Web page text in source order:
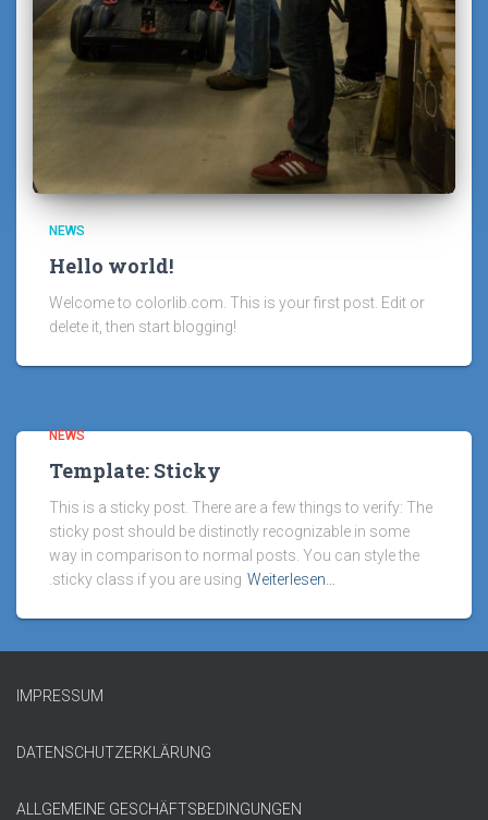
NEWS
Hello world!
Welcome to colorlib.com. This is your first post. Edit or
delete it, then start blogging!
NEWS
Template: Sticky
This is a sticky post. There are a few things to verify: The
sticky post should be distinctly recognizable in some
way in comparison to normal posts. You can style the
.sticky class if you are using Weiterlesen…
IMPRESSUM
DATENSCHUTZERKLÄRUNG
ALLGEMEINE GESCHÄFTSBEDINGUNGEN